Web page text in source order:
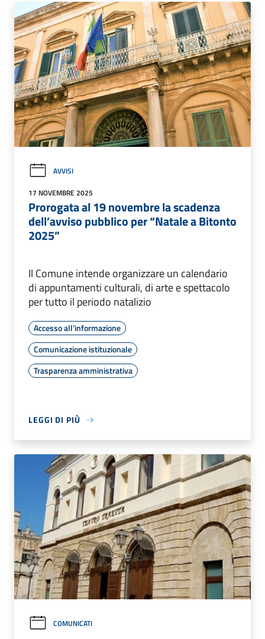
AVVISI
17 NOVEMBRE 2025
Prorogata al 19 novembre la scadenza
dell’avviso pubblico per “Natale a Bitonto
2025”
Il Comune intende organizzare un calendario
di appuntamenti culturali, di arte e spettacolo
per tutto il periodo natalizio
Accesso all'informazione
Comunicazione istituzionale
Trasparenza amministrativa
LEGGI DI PIÙ
COMUNICATI